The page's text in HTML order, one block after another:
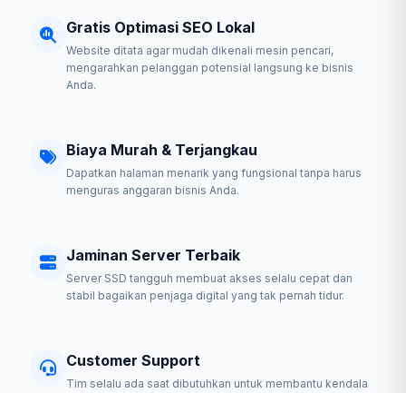
Gratis Optimasi SEO Lokal
Website ditata agar mudah dikenali mesin pencari,
mengarahkan pelanggan potensial langsung ke bisnis
Anda.
Biaya Murah & Terjangkau
Dapatkan halaman menarik yang fungsional tanpa harus
menguras anggaran bisnis Anda.
Jaminan Server Terbaik
Server SSD tangguh membuat akses selalu cepat dan
stabil bagaikan penjaga digital yang tak pernah tidur.
Customer Support
Tim selalu ada saat dibutuhkan untuk membantu kendala